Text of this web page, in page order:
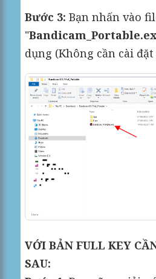
Bước 3: Bạn nhấn vào
"
dụng (Không cần cài
VỚI BẢN FULL KEY
SAU: